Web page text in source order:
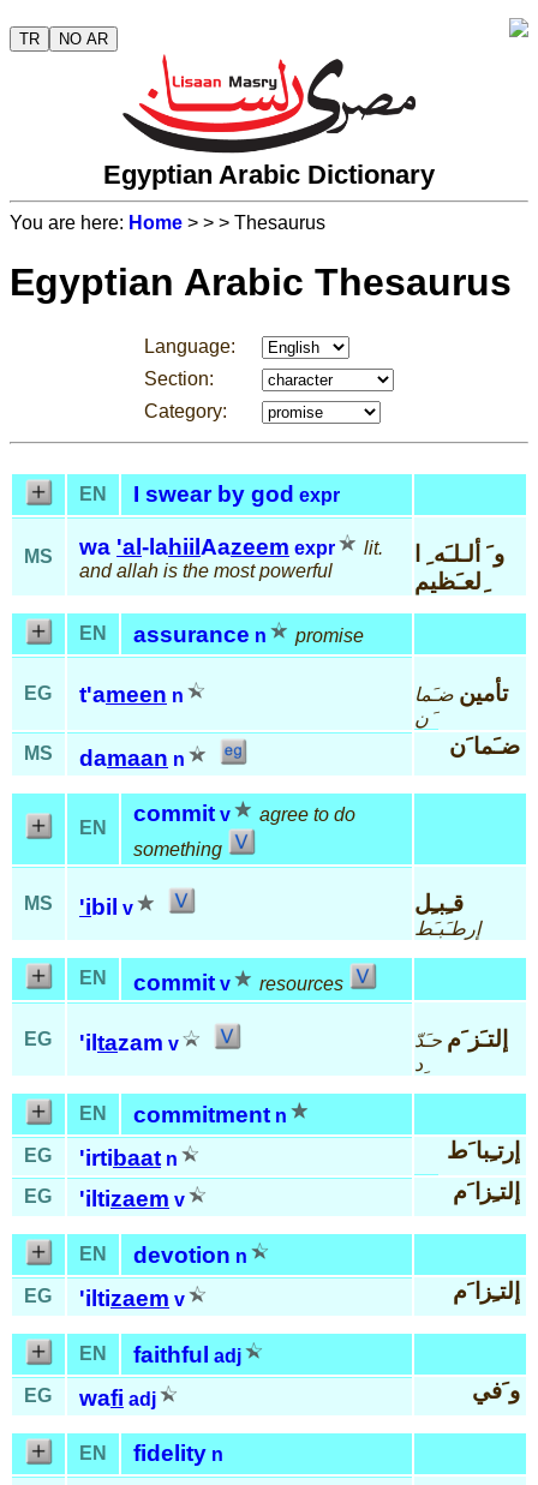
TR NO AR
Egyptian Arabic Dictionary
You are here: Home > > > Thesaurus
Egyptian Arabic Thesaurus
Language:
Section:
Category:
EN I swear by god expr
MS wa 'al -lahiil Aazeem expr
lit.
and allah is the most powerful
و َ ألـلـَه ِ ا
ِلعـَظيم
EN assurance n promise
EG t'ameen n تأمين ضـَما
َن
MS
damaan n
ضـَما َن
EN
commit v
agree to do
something
MS 'ibil v قـِبـِل
إرطـَبـَط
EN commit v resources
EG 'il tazam v إلتـَز َم حـَدّ
ِد
EN commitment n
EG
'irtibaat n إرتـِبا َط
EG 'iltizaem v إلتـِزا َم
EN devotion n
EG
'iltizaem v إلتـِزا َم
EN faithful adj
EG
wafi adj و َفي
EN fidelity n